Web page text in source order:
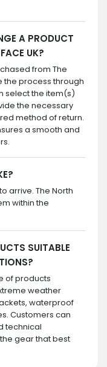
A PRODUCT
UK?
from The
the process through
select the item(s)
the necessary
method of return.
a smooth and
arrive. The North
within the
SUITABLE
of products
weather
waterproof
Customers can
technical
gear that best